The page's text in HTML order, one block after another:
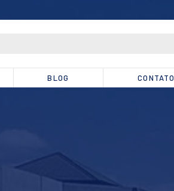
BLOG CONTATO